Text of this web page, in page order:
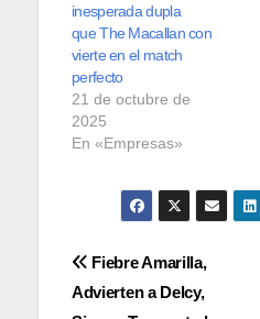
inesperada dupla
que The Macallan con
vierte en el match
perfecto
21 de octubre de
2025
En «Empresas»
Navegación
Fiebre Amarilla,
Advierten a Delcy,